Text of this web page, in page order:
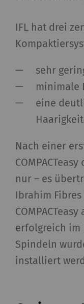
IFL hat drei
sehr
minimale
eine
Nach einer
nur – es
Ibrahim
erfolgreich im
Spindeln
installiert